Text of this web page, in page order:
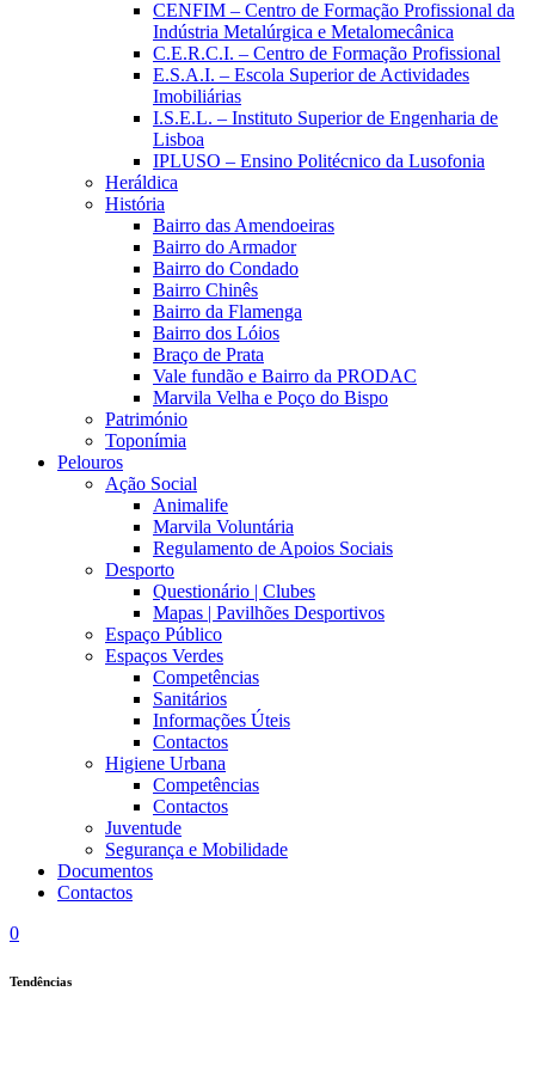
CENFIM – Centro de Formação Profissional da
Indústria Metalúrgica e Metalomecânica
C.E.R.C.I. – Centro de Formação Profissional
E.S.A.I. – Escola Superior de Actividades
Imobiliárias
I.S.E.L. – Instituto Superior de Engenharia de
Lisboa
IPLUSO – Ensino Politécnico da Lusofonia
Heráldica
História
Bairro das Amendoeiras
Bairro do Armador
Bairro do Condado
Bairro Chinês
Bairro da Flamenga
Bairro dos Lóios
Braço de Prata
Vale fundão e Bairro da PRODAC
Marvila Velha e Poço do Bispo
Património
Toponímia
Pelouros
Ação Social
Animalife
Marvila Voluntária
Regulamento de Apoios Sociais
Desporto
Questionário | Clubes
Mapas | Pavilhões Desportivos
Espaço Público
Espaços Verdes
Competências
Sanitários
Informações Úteis
Contactos
Higiene Urbana
Competências
Contactos
Juventude
Segurança e Mobilidade
Documentos
Contactos
0
Tendências